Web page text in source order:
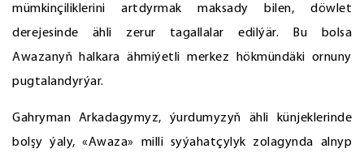
mümkinçiliklerini artdyrmak maksady bilen, döwlet
derejesinde ähli zerur tagallalar edilýär. Bu bolsa
Awazanyň halkara ähmiýetli merkez hökmündäki ornuny
pugtalandyrýar.
Gahryman Arkadagymyz, ýurdumyzyň ähli künjeklerinde
bolşy ýaly, «Awaza» milli syýahatçylyk zolagynda alnyp